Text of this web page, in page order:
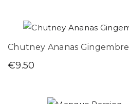
Chutney Ananas Gingembre
€9.50